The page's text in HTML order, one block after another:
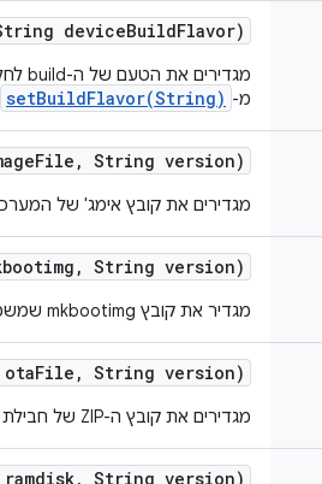
deviceBuildFlavor)
מ- setBuildFlavor(String)
File , String version)
מגדירים את קובץ אימג' של
, String version)
מגדיר את קובץ mkbootimg שמשמש ליצירת תמונת הליבה.
File , String version)
מגדירים את קובץ ה-ZIP של חבילת ה-OTA של המכשיר.
, String version)